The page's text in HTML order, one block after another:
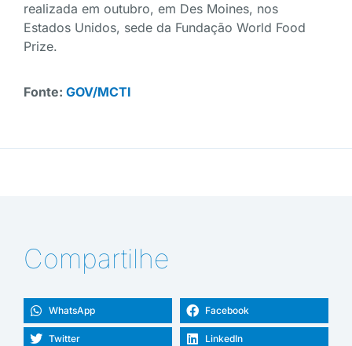
realizada em outubro, em Des Moines, nos
Estados Unidos, sede da Fundação World Food
Prize.
Fonte: GOV/MCTI
Compartilhe
WhatsApp Facebook
Twitter LinkedIn